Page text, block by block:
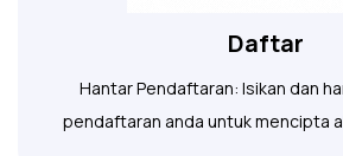
Daftar
Hantar Pendaftaran: Isikan dan
pendaftaran anda untuk mencipta